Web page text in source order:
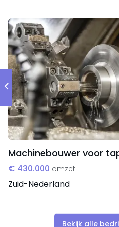
periodes wordt er gebruik
oproepkrachten.
Machinebouwer voor
€ 430.000 omzet
Zuid-Nederland
Bekijk alle